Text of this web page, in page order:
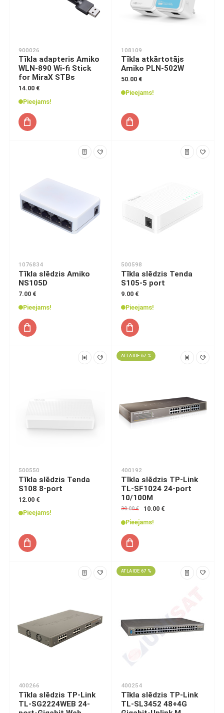
900026
Tīkla adapteris Amiko
WLN-890 Wi-fi Stick
for MiraX STBs
14.00 €
Pieejams!
108109
Tīkla atkārtotājs
Amiko PLN-502W
50.00 €
Pieejams!
1076834
Tīkla slēdzis Amiko
NS105D
7.00 €
Pieejams!
500598
Tīkla slēdzis Tenda
S105-5 port
9.00 €
Pieejams!
500550
Tīkla slēdzis Tenda
S108 8-port
12.00 €
Pieejams!
ATLAIDE 67 %
400192
Tīkla slēdzis TP-Link
TL-SF1024 24-port
10/100M
30.00 €
10.00 €
Pieejams!
400266
Tīkla slēdzis TP-Link
TL-SG2224WEB 24-
ATLAIDE 67 %
400254
Tīkla slēdzis TP-Link
TL-SL3452 48+4G